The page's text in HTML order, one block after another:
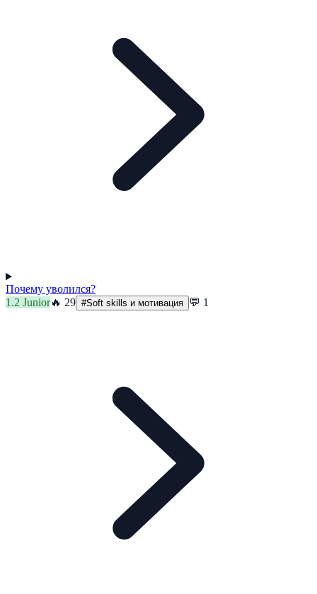
Почему уволился?
1.2 Junior🔥 29 #Soft skills и мотивация 💬 1